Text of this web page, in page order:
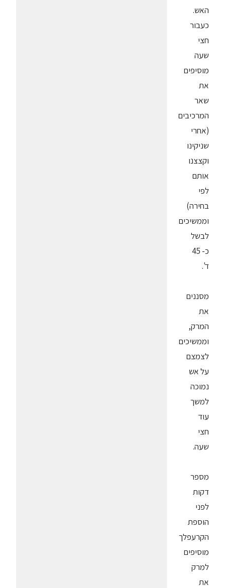
האש.
כעבור
חצי
שעה
מוסיפים
את
שאר
המרכיבים
(אחרי
שניקינו
וקצצנו
אותם
לפי
בחירה)
וממשיכים
לבשל
כ- 45
ד'.
מסננים
את
המרק,
וממשיכים
לצמצם
על אש
נמוכה
למשך
עוד
חצי
שעה.
מספר
דקות
לפני
הוספת
הקרעפלך
מוסיפים
למרק
את